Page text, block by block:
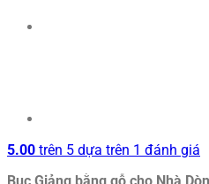
5.00 trên 5 dựa trên 1 đánh giá